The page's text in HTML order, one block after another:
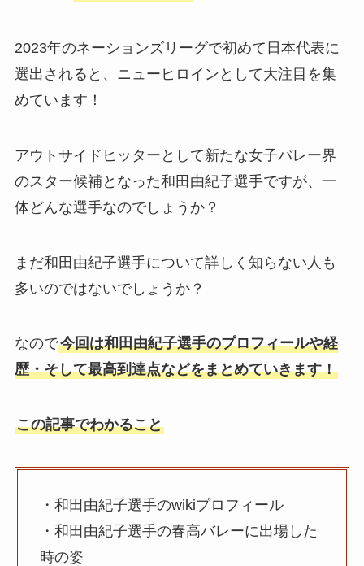
2023年のネーションズリーグで初めて日本代表に
選出されると、ニューヒロインとして大注目を集
めています！
アウトサイドヒッターとして新たな女子バレー界
のスター候補となった和田由紀子選手ですが、一
体どんな選手なのでしょうか？
まだ和田由紀子選手について詳しく知らない人も
多いのではないでしょうか？
なので今回は和田由紀子選手のプロフィールや経
歴・そして最高到達点などをまとめていきます！
この記事でわかること
・和田由紀子選手のwikiプロフィール
・和田由紀子選手の春高バレーに出場した
時の姿